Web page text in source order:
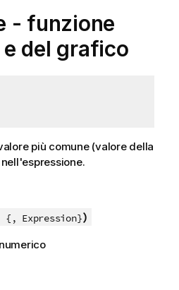
- funzione
del grafico
più comune (valore della
Expression})
numerico